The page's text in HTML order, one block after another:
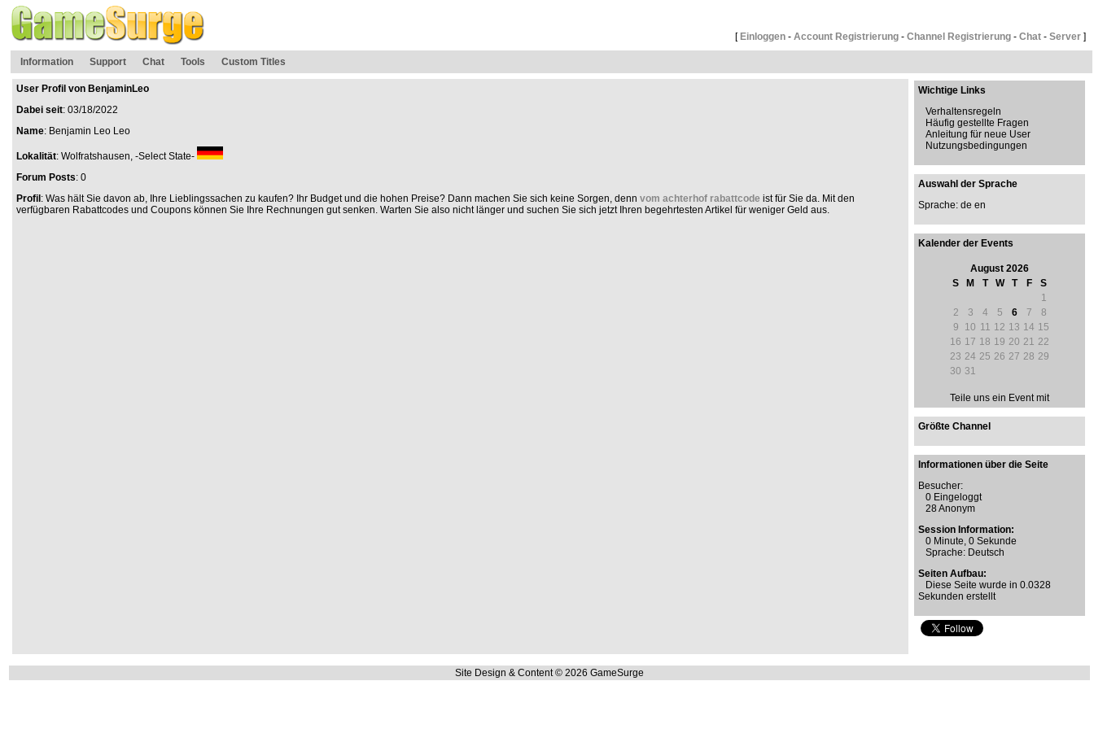
[ Einloggen - Account Registrierung - Channel Registrierung - Chat - Server ]
Information Support Chat Tools Custom Titles
User Profil von BenjaminLeo
Dabei seit: 03/18/2022
Name: Benjamin Leo Leo
Lokalität: Wolfratshausen, -Select State-
Forum Posts: 0
Profil : Was hält Sie davon ab, Ihre Lieblingssachen zu kaufen? Ihr Budget und die hohen Preise? Dann machen Sie sich keine Sorgen, denn vom achterhof rabattcode ist für Sie da. Mit den
verfügbaren Rabattcodes und Coupons können Sie Ihre Rechnungen gut senken. Warten Sie also nicht länger und suchen Sie sich jetzt Ihren begehrtesten Artikel für weniger Geld aus.
Wichtige Links
Verhaltensregeln
Häufig gestellte Fragen
Anleitung für neue User
Nutzungsbedingungen
Auswahl der Sprache
Sprache: de en
Kalender der Events
August 2026
S
M T W T F
S
1
2
3 4 5 6 7
8
9
10 11 12 13 14 15
16 17 18 19 20 21 22
23 24 25 26 27 28 29
30 31
Teile uns ein Event mit
Größte Channel
Informationen über die Seite
Besucher:
0 Eingeloggt
28 Anonym
Session Information:
0 Minute, 0 Sekunde
Sprache: Deutsch
Seiten Aufbau:
Diese Seite wurde in 0.0328
Sekunden erstellt
Site Design & Content © 2026 GameSurge